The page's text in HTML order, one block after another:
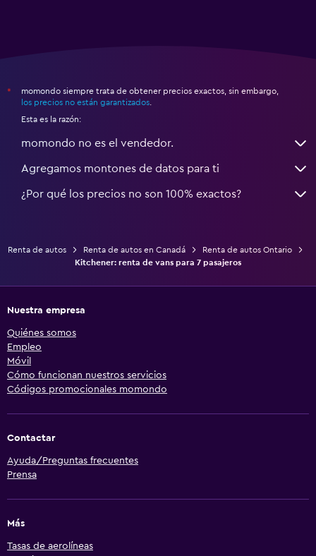
*
momondo siempre trata de obtener precios exactos, sin embargo,
los precios no están garantizados
Esta es la razón:
momondo no es el vendedor.
Agregamos montones de datos para ti
¿Por qué los precios no son 100% exactos?
Renta de autos Renta de autos en Canadá
Renta de autos Ontario
Kitchener: renta de vans para 7 pasajeros
Nuestra empresa
Quiénes somos
Empleo
Móvil
Cómo funcionan nuestros servicios
Códigos promocionales momondo
Contactar
Ayuda/Preguntas frecuentes
Prensa
Más
Tasas de aerolíneas